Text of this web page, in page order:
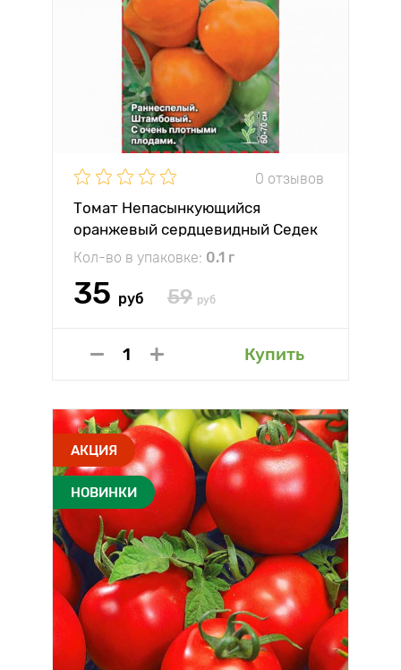
0 отзывов
Томат Непасынкующийся
оранжевый сердцевидный Седек
Кол-во в упаковке: 0.1 г
35 руб 59 руб
Купить
АКЦИЯ
НОВИНКИ